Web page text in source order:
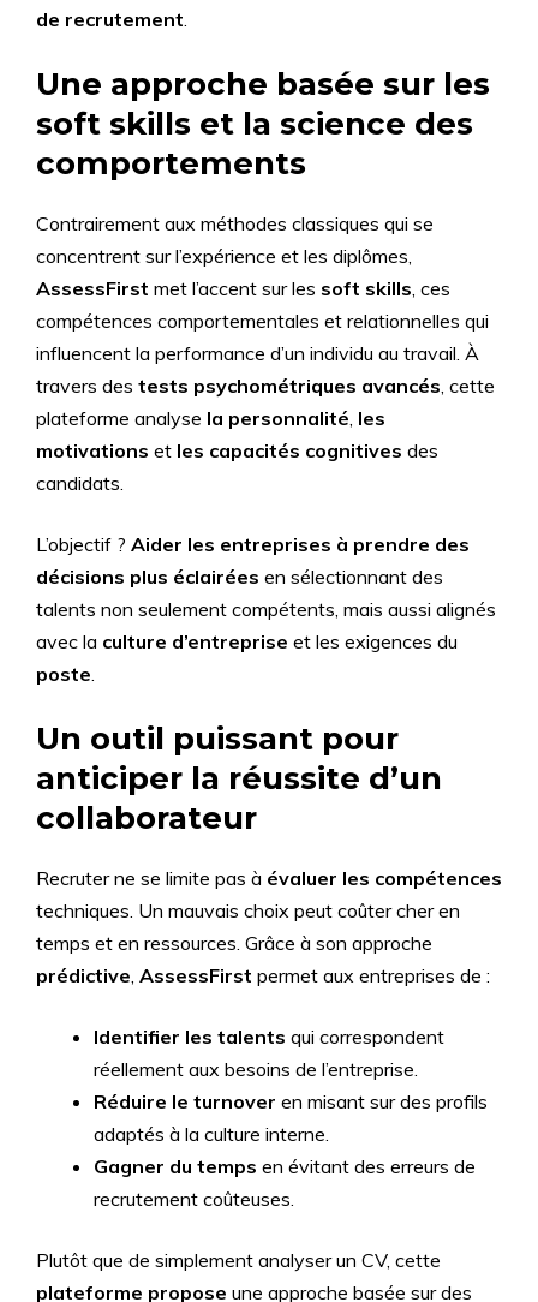
de recrutement.
Une approche basée sur les
soft skills et la science des
comportements
Contrairement aux méthodes classiques qui se
concentrent sur l’expérience et les diplômes,
AssessFirst met l’accent sur les soft skills, ces
compétences comportementales et relationnelles qui
influencent la performance d’un individu au travail. À
travers des tests psychométriques avancés, cette
plateforme analyse la personnalité, les
motivations et les capacités cognitives des
candidats.
L’objectif ? Aider les entreprises à prendre des
décisions plus éclairées en sélectionnant des
talents non seulement compétents, mais aussi alignés
avec la culture d’entreprise et les exigences du
poste.
Un outil puissant pour
anticiper la réussite d’un
collaborateur
Recruter ne se limite pas à évaluer les compétences
techniques. Un mauvais choix peut coûter cher en
temps et en ressources. Grâce à son approche
prédictive, AssessFirst permet aux entreprises de :
Identifier les talents qui correspondent
réellement aux besoins de l’entreprise.
Réduire le turnover en misant sur des profils
adaptés à la culture interne.
Gagner du temps en évitant des erreurs de
recrutement coûteuses.
Plutôt que de simplement analyser un CV, cette
plateforme propose une approche basée sur des